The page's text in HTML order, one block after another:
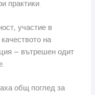
практики.
участие в
на
– вътрешен одит
общ поглед за